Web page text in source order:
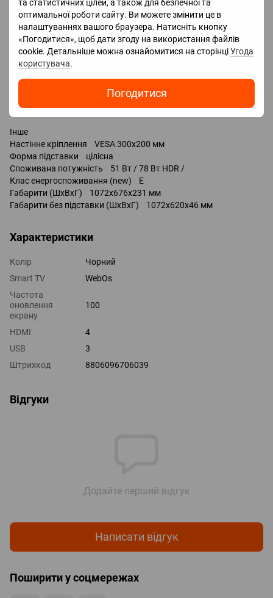
та статистичних цілей, а також для безпечної та
оптимальної роботи сайту. Ви можете змінити це в
налаштуваннях вашого браузера. Натисніть кнопку
«Погодитися», щоб дати згоду на використання файлів
cookie. Детальніше можна ознайомитися на сторінціУгода
користувача.
Погодитися
Роз'єми
HDMI 4 шт.
Версія HDMI v 2.1
Технології HDMI eARC, CEC, ALLM, VRR, HGiG, QMS, QFT
Входи USB-А 2 шт. / v2.0 /
LAN
Виходи mini-Jack (3.5 мм) навушники
оптичний
Інше
Настінне кріплення VESA 300x200 мм
Форма підставки цілісна
Споживана потужність 51 Вт / 78 Вт HDR /
Клас енергоспоживання (new) E
Габарити (ШхВхГ) 1072x676x231 мм
Габарити без підставки (ШхВхГ) 1072x620x46 мм
Характеристики
Колір
Чорний
Smart TV
WebOs
Частота
оновлення
екрану
100
HDMI
4
USB
3
Штрихкод
8806096706039
Відгуки
Додайте перший відгук
Написати відгук
Поширити у соцмережах